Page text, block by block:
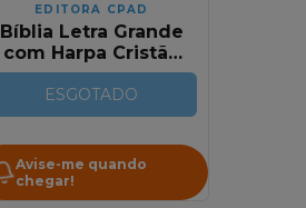
EDITORA CPAD
Bíblia Letra Grande
com Harpa Cristã |
Marrom | Luxo
ESGOTADO
Avise-me quando
chegar!